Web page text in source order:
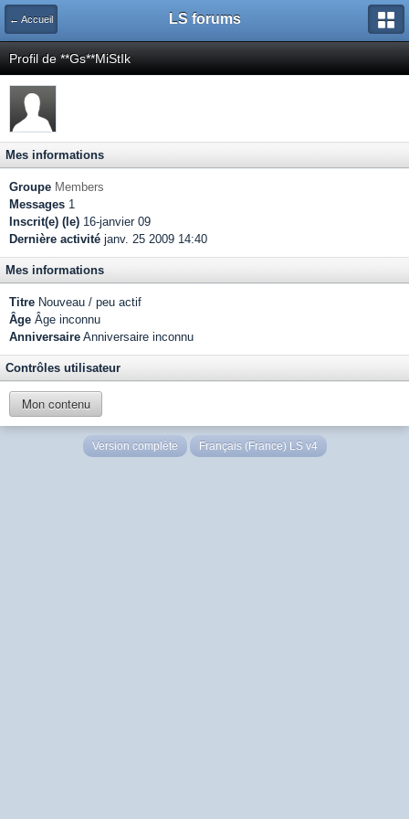
← Accueil LS forums
Profil de **Gs**MiStIk
Mes informations
Groupe Members
Messages 1
Inscrit(e) (le) 16-janvier 09
Dernière activité janv. 25 2009 14:40
Mes informations
Titre Nouveau / peu actif
Âge Âge inconnu
Anniversaire Anniversaire inconnu
Contrôles utilisateur
Mon contenu
Version complète Français (France) LS v4